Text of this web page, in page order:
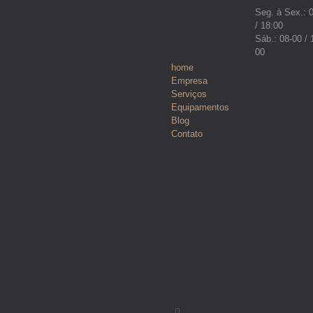
home
Empresa
Serviços
Equipamentos
Blog
Contato
Seg. à Sex.:
/ 18:00
Sáb.: 08-00 /
00